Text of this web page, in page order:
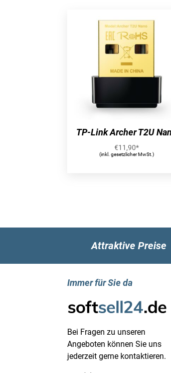
TP-Link Archer T2U
€11,90*
(inkl. gesetzlicher MwSt.)
Attraktive Preise
Immer für Sie da
Bei Fragen zu unseren
Angeboten können Sie uns
jederzeit gerne kontaktieren.